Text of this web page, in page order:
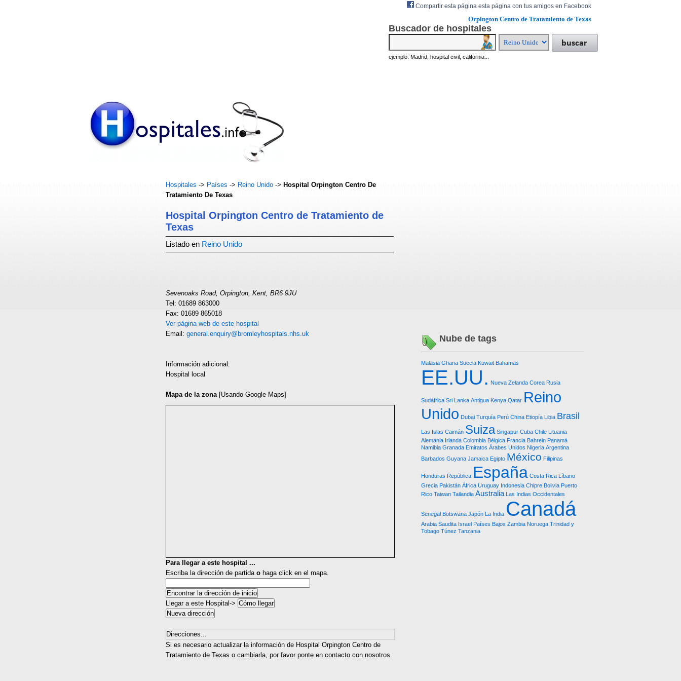
Orpington Centro de Tratamiento de Texas
Buscador de hospitales
ejemplo: Madrid, hospital civil, california...
Hospitales -> Países -> Reino Unido -> Hospital Orpington Centro De
Tratamiento De Texas
Hospital Orpington Centro de Tratamiento de
Texas
Listado en Reino Unido
Sevenoaks Road, Orpington, Kent, BR6 9JU
Tel: 01689 863000
Fax: 01689 865018
Ver página web de este hospital
Email: general.enquiry@bromleyhospitals.nhs.uk
Información adicional:
Hospital local
Mapa de la zona[Usando Google Maps]
Para llegar a este hospital ...
Escriba la dirección de partida o haga click en el mapa.
Llegar a este Hospital->
Direcciones...
Si es necesario actualizar la información de Hospital Orpington Centro de
Tratamiento de Texas o cambiarla, por favor ponte en contacto con nosotros.
Nube de tags
Malasia Ghana Suecia Kuwait Bahamas
EE.UU. Nueva Zelanda Corea Rusia
Sudáfrica Sri Lanka Antigua Kenya Qatar Reino
Unido Dubai Turquía Perú China Etiopía Libia Brasil
Las Islas Caimán Suiza Singapur Cuba Chile Lituania
Alemania Irlanda Colombia Bélgica Francia Bahrein Panamá
Namibia Granada Emiratos Árabes Unidos Nigeria Argentina
Barbados Guyana Jamaica Egipto México Filipinas
Honduras República España Costa Rica Líbano
Grecia Pakistán África Uruguay Indonesia Chipre Bolivia Puerto
Rico Taiwan Tailandia Australia Las Indias Occidentales
Senegal Botswana Japón La India Canadá
Arabia Saudita Israel Países Bajos Zambia Noruega Trinidad y
Tobago Túnez Tanzania
Compartir esta página esta página con tus amigos en Facebook